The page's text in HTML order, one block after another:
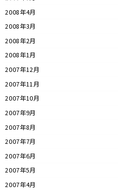
2008年4月
2008年3月
2008年2月
2008年1月
2007年12月
2007年11月
2007年10月
2007年9月
2007年8月
2007年7月
2007年6月
2007年5月
2007年4月